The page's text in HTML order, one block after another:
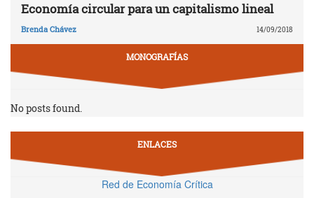
Economía circular para un capitalismo lineal
Brenda Chávez 14/09/2018
MONOGRAFÍAS
No posts found.
ENLACES
Red de Economía Crítica